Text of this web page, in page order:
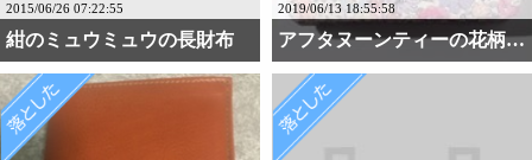
2015/06/26 07:22:55
紺のミュウミュウの長財布
2019/06/13 18:55:58
アフタヌーンティーの花柄・・・